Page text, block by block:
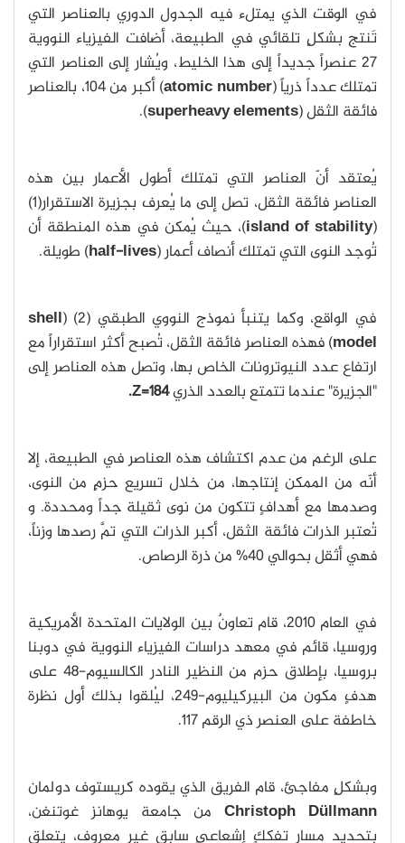
في الوقت الذي يمتلء فيه الجدول الدوري بالعناصر التي
تَنتج بشكلٍ تلقائي في الطبيعة، أضافت الفيزياء النووية
27 عنصراً جديداً إلى هذا الخليط، ويُشار إلى العناصر التي
تمتلك عدداً ذرياً (atomic number
) أكبر من 104، بالعناصر
فائقة الثقل (superheavy elements
).
يُعتقد أنّ العناصر التي تمتلك أطول الأعمار بين هذه
العناصر فائقة الثقل، تصل إلى ما يُعرف بجزيرة الاستقرار(1)
(
island of stability)، حيث يُمكن في هذه المنطقة أن
تُوجد النوى التي تمتلك أنصاف أعمار (half-lives) طويلة.
في الواقع، وكما يتنبأ نموذج النووي الطبقي (2) (
shell
model) فهذه العناصر فائقة الثقل، تُصبح أكثر استقراراً مع
ارتفاع عدد النيوترونات الخاص بها، وتصل هذه العناصر إلى
"الجزيرة" عندما تتمتع بالعدد الذريZ=184.
على الرغم من عدم اكتشاف هذه العناصر في الطبيعة، إلا
أنّه من الممكن إنتاجها، من خلال تسريع حزمٍ من النوى،
وصدمها مع أهدافٍ تتكون من نوى ثقيلة جداً ومحددة. و
تُعتبر الذرات فائقة الثقل، أكبر الذرات التي تمَّ رصدها وزناً،
فهي أثقل بحوالي 40% من ذرة الرصاص.
في العام 2010، قام تعاونٌ بين الولايات المتحدة الأمريكية
وروسيا، قائم في معهد دراسات الفيزياء النووية في دوبنا
بروسيا، بإطلاق حزم من النظير النادر الكالسيوم-48 على
هدفٍ مكون من البيركيليوم-249، ليُلقوا بذلك أول نظرة
خاطفة على العنصر ذي الرقم 117.
وبشكلٍ مفاجئ، قام الفريق الذي يقوده كريستوف دولمان
Christoph Düllmannمن جامعة يوهانز غوتنغن،
بتحديد مسار تفككٍ إشعاعيٍ سابق غير معروف، يتعلق